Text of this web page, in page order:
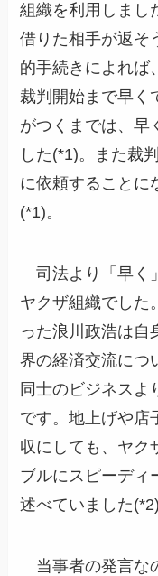
組織を利用しまし
借りた相手が返そ
的手続きによれば
裁判開始まで早く
がつくまでは、早
した(*1)。また裁
に依頼することに
(*1)。
司法より「早く
ヤクザ組織でした
った浪川政浩は自
界の経済交流につ
同士のビジネスよ
です。地上げや店
収にしても、ヤク
ブルにスピーディ
述べていました(*2)
当事者の発言な